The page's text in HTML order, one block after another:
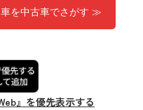
を中古車でさがす ≫
』を優先表示する